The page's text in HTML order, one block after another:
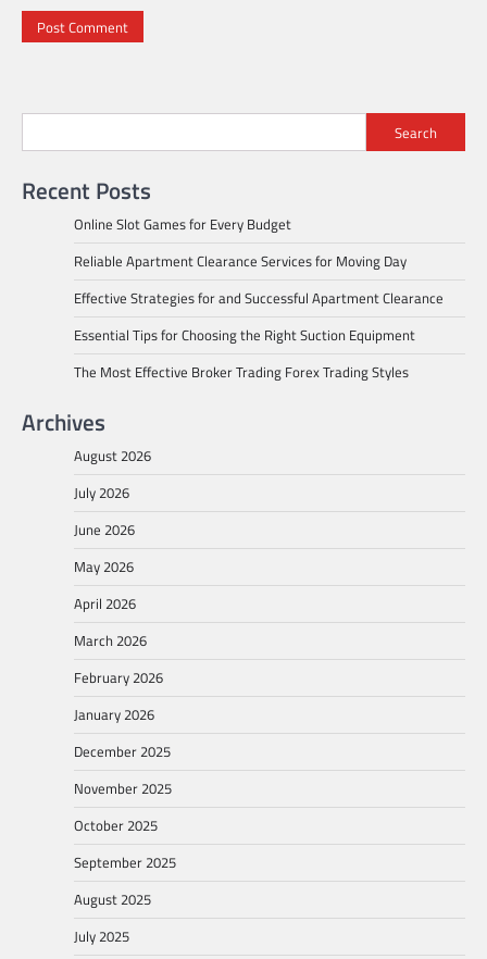
Search
Recent Posts
Online Slot Games for Every Budget
Reliable Apartment Clearance Services for Moving Day
Effective Strategies for and Successful Apartment Clearance
Essential Tips for Choosing the Right Suction Equipment
The Most Effective Broker Trading Forex Trading Styles
Archives
August 2026
July 2026
June 2026
May 2026
April 2026
March 2026
February 2026
January 2026
December 2025
November 2025
October 2025
September 2025
August 2025
July 2025